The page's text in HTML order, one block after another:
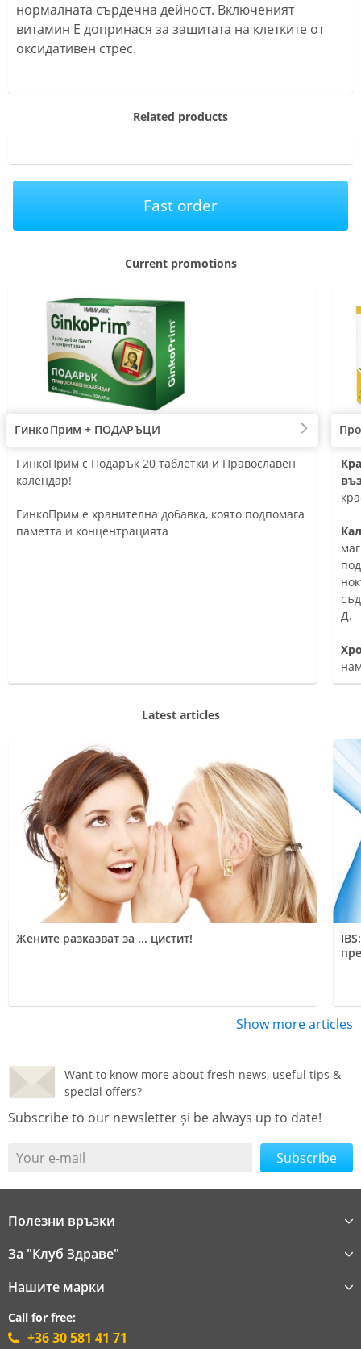
нормалната сърдечна дейност. Включеният
витамин E допринася за защитата на клетките от
оксидативен стрес.
Related products
Fast order
Current promotions
ГинкоПрим + ПОДАРЪЦИ
ГинкоПрим с Подарък 20 таблетки и Православен
календар!
ГинкоПрим е хранителна добавка, която подпомага
паметта и концентрацията
и
Д.
засегнатите места и подхранва
хрущял
на ставите
ставната подвижност и удължава
функциониране на простатата
1 таблетка на
Коприва и
Допринася
простата
Спомага за
Допринася
Оказва
Допринася
Latest articles
Жените разказват за ... цистит!
Show more articles
Want to know more about fresh news, useful tips &
special offers?
Subscribe to our newsletter și be always up to date!
Your e-mail
Полезни връзки
За "Клуб Здраве"
Нашите марки
Call for free:
+36 30 581 41 71